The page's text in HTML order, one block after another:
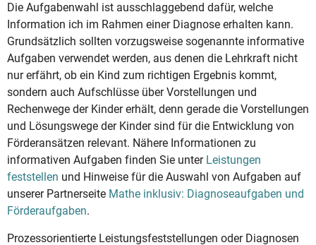
Die Aufgabenwahl ist ausschlaggebend dafür, welche
Information ich im Rahmen einer Diagnose erhalten kann.
Grundsätzlich sollten vorzugsweise sogenannte informative
Aufgaben verwendet werden, aus denen die Lehrkraft nicht
nur erfährt, ob ein Kind zum richtigen Ergebnis kommt,
sondern auch Aufschlüsse über Vorstellungen und
Rechenwege der Kinder erhält, denn gerade die Vorstellungen
und Lösungswege der Kinder sind für die Entwicklung von
Förderansätzen relevant. Nähere Informationen zu
informativen Aufgaben finden Sie unter Leistungen
feststellen und Hinweise für die Auswahl von Aufgaben auf
unserer Partnerseite Mathe inklusiv: Diagnoseaufgaben und
Förderaufgaben.
Prozessorientierte Leistungsfeststellungen oder Diagnosen